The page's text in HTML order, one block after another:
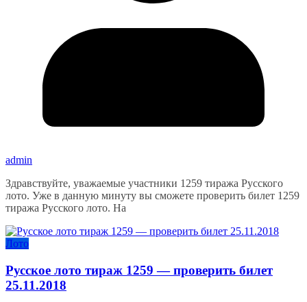
admin
Здравствуйте, уважаемые участники 1259 тиража Русского
лото. Уже в данную минуту вы сможете проверить билет 1259
тиража Русского лото. На
Лото
Русское лото тираж 1259 — проверить билет
25.11.2018